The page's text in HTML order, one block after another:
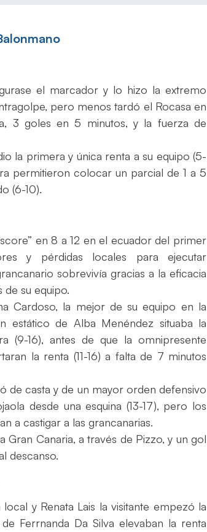
el marcador y lo hizo la extremo
pero menos tardó el Rocasa en
3 goles en 5 minutos, y la fuerza de
la primera y única renta a su equipo (5-
permitieron colocar un parcial de 1 a 5
(6-10).
en 8 a 12 en el ecuador del primer
y pérdidas locales para ejecutar
sobrevivía gracias a la eficacia
su equipo.
Cardoso, la mejor de su equipo en la
de Alba Menéndez situaba la
(9-16), antes de que la omnipresente
la renta (11-16) a falta de 7 minutos
de casta y de un mayor orden defensivo
desde una esquina (13-17), pero los
a castigar a las grancanarias.
Gran Canaria, a través de Pizzo, y un gol
descanso.
y Renata Lais la visitante empezó la
Ferrnanda Da Silva elevaban la renta